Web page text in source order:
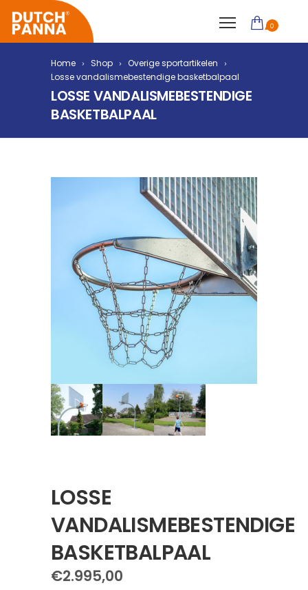
0
Home Shop
Overige sportartikelen
Losse vandalismebestendige basketbalpaal
LOSSE VANDALISMEBESTENDIGE
BASKETBALPAAL
LOSSE
VANDALISMEBESTENDIGE
BASKETBALPAAL
€2.995,00